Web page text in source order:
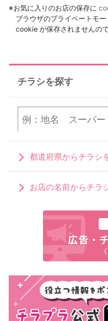
※お気に入りのお店の保存に
ブラウザのプライベートモ
cookie が保存されませんの
チラシを探す
都道府県からチラシ
お店の名前からチラ